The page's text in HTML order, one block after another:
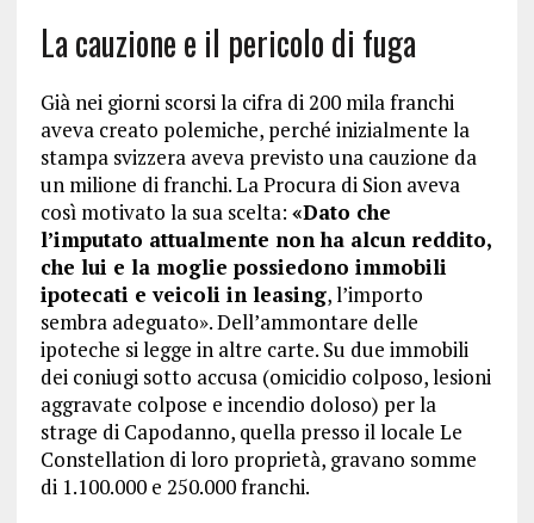
La cauzione e il pericolo di fuga
Già nei giorni scorsi la cifra di 200 mila franchi
aveva creato polemiche, perché inizialmente la
stampa svizzera aveva previsto una cauzione da
un milione di franchi. La Procura di Sion aveva
così motivato la sua scelta: «Dato che
l’imputato attualmente non ha alcun reddito,
che lui e la moglie possiedono immobili
ipotecati e veicoli in leasing, l’importo
sembra adeguato». Dell’ammontare delle
ipoteche si legge in altre carte. Su due immobili
dei coniugi sotto accusa (omicidio colposo, lesioni
aggravate colpose e incendio doloso) per la
strage di Capodanno, quella presso il locale Le
Constellation di loro proprietà, gravano somme
di 1.100.000 e 250.000 franchi.